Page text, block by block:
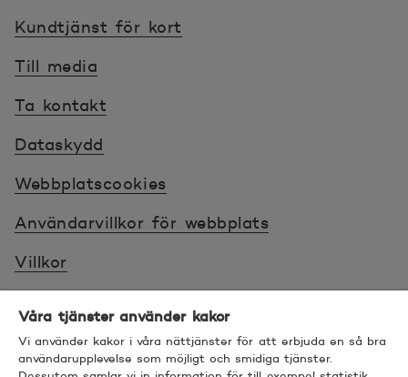
Kundtjänst för kort
Till media
Ta kontakt
Dataskydd
Webbplatscookies
Användarvillkor för webbplats
Villkor
Tillgänglighet
Våra tjänster använder kakor
Vi använder kakor i våra nättjänster för att erbjuda en så bra
användarupplevelse som möjligt och smidiga tjänster.